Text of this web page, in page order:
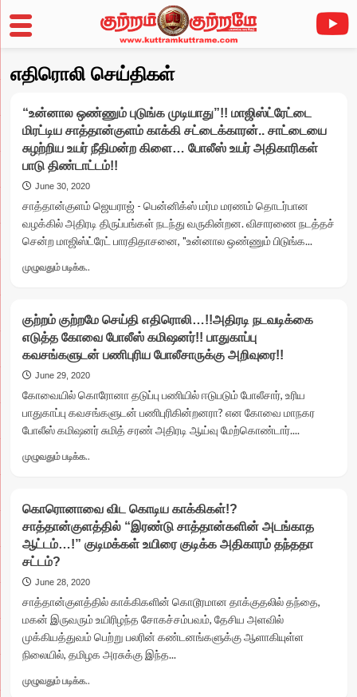
toஎதிரொலி செய்திகள்
“உன்னால ஒண்ணும் புடுங்க முடியாது”!! மாஜிஸ்ட்ரேட்டை
மிரட்டிய சாத்தான்குளம் காக்கி சட்டைக்காரன்.. சாட்டையை
சுழற்றிய உயர் நீதிமன்ற கிளை… போலீஸ் உயர் அதிகாரிகள்
பாடு திண்டாட்டம்!!
June 30, 2020
சாத்தான்குளம் ஜெயராஜ் - பென்னிக்ஸ் மர்ம மரணம் தொடர்பான
வழக்கில் அதிரடி திருப்பங்கள் நடந்து வருகின்றன. விசாரணை நடத்தச்
சென்ற மாஜிஸ்ட்ரேட் பாரதிதாசனை, "உன்னால ஒண்ணும் பிடுங்க...
முழுவதும் படிக்க..
“உன்னால
ஒண்ணும்
புடுங்க
முடியாது”!!
மாஜிஸ்ட்ரேட்டை
சாத்தான்குளம்
காக்கி
சட்டைக்காரன்..
சுழற்றிய
கிளை…
போலீஸ்
உயர்
அதிகாரிகள்
திண்டாட்டம்!!
குற்றம் குற்றமே செய்தி எதிரொலி…!!அதிரடி நடவடிக்கை
எடுத்த கோவை போலீஸ் கமிஷனர்!! பாதுகாப்பு
கவசங்களுடன் பணிபுரிய போலீசாருக்கு அறிவுரை!!
June 29, 2020
கோவையில் கொரோனா தடுப்பு பணியில் ஈடுபடும் போலீசார், உரிய
பாதுகாப்பு கவசங்களுடன் பணிபுரிகின்றனரா? என கோவை மாநகர
போலீஸ் கமிஷனர் சுமித் சரண் அதிரடி ஆய்வு மேற்கொண்டார்....
முழுவதும் படிக்க..
குற்றமே
செய்தி
எதிரொலி…!!
கோவை
போலீஸ்
கமிஷனர்!!
பாதுகாப்பு
பணிபுரிய
கொரொனாவை விட கொடிய காக்கிகள்!?
சாத்தான்குளத்தில் “இரண்டு சாத்தான்களின் அடங்காத
ஆட்டம்…!” குடிமக்கள் உயிரை குடிக்க அதிகாரம் தந்ததா
சட்டம்?
June 28, 2020
சாத்தான்குளத்தில் காக்கிகளின் கொடூரமான தாக்குதலில் தந்தை,
மகன் இருவரும் உயிரிழந்த சோகச்சம்பவம், தேசிய அளவில்
முக்கியத்துவம் பெற்று பலரின் கண்டனங்களுக்கு ஆளாகியுள்ள
நிலையில், தமிழக அரசுக்கு இந்த...
முழுவதும் படிக்க..